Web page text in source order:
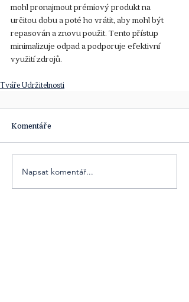
mohl pronajmout prémiový produkt na
určitou dobu a poté ho vrátit, aby mohl být
repasován a znovu použit. Tento přístup
minimalizuje odpad a podporuje efektivní
využití zdrojů.
Tváře Udržitelnosti
Komentáře
Napsat komentář...